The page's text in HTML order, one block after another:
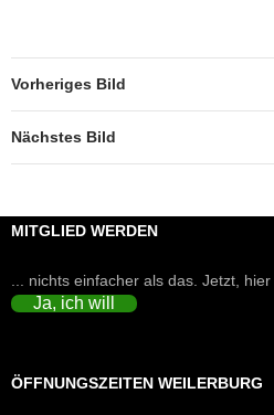
Vorheriges Bild
Nächstes Bild
MITGLIED WERDEN
... nichts einfacher als das. Jetzt, hier
Ja, ich will
ÖFFNUNGSZEITEN WEILERBURG